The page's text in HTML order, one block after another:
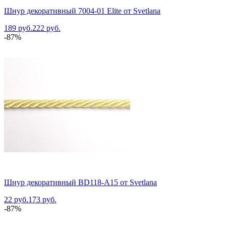
Шнур декоративный 7004-01 Elite от Svetlana
189 руб.222 руб.
-87%
Шнур декоративный BD118-A15 от Svetlana
22 руб.173 руб.
-87%